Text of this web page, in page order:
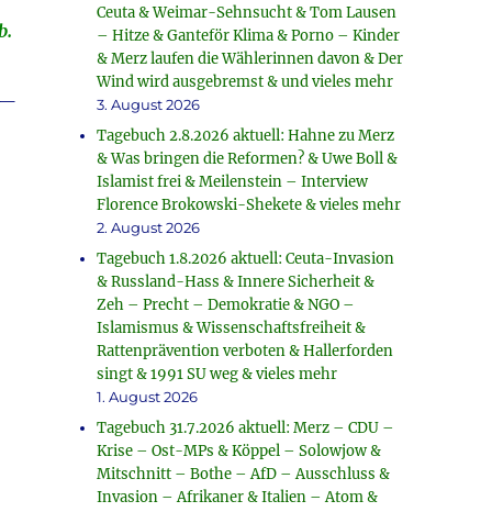
Ceuta & Weimar-Sehnsucht & Tom Lausen
– Hitze & Ganteför Klima & Porno – Kinder
& Merz laufen die Wählerinnen davon & Der
Wind wird ausgebremst & und vieles mehr
3. August 2026
Tagebuch 2.8.2026 aktuell: Hahne zu Merz
& Was bringen die Reformen? & Uwe Boll &
Islamist frei & Meilenstein – Interview
Florence Brokowski-Shekete & vieles mehr
2. August 2026
Tagebuch 1.8.2026 aktuell: Ceuta-Invasion
& Russland-Hass & Innere Sicherheit &
Zeh – Precht – Demokratie & NGO –
Islamismus & Wissenschaftsfreiheit &
Rattenprävention verboten & Hallerforden
singt & 1991 SU weg & vieles mehr
1. August 2026
Tagebuch 31.7.2026 aktuell: Merz – CDU –
Krise – Ost-MPs & Köppel – Solowjow &
Mitschnitt – Bothe – AfD – Ausschluss &
Invasion – Afrikaner & Italien – Atom &